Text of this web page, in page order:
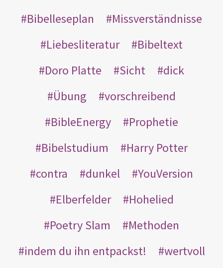
Bibelleseplan
Missverständnisse
Liebesliteratur
Bibeltext
Doro Platte
Sicht
dick
Übung
vorschreibend
BibleEnergy
Prophetie
Bibelstudium
Harry Potter
contra
dunkel
YouVersion
Elberfelder
Hohelied
Poetry Slam
Methoden
indem du ihn entpackst!
wertvoll